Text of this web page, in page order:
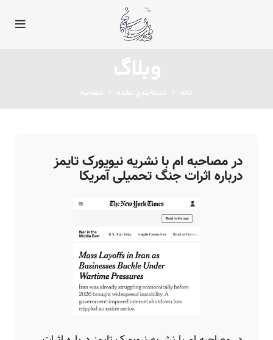
در مصاحبه ام با نشریه نیویورک تایمز
درباره اثرات جنگ تحمیلی آمریکا